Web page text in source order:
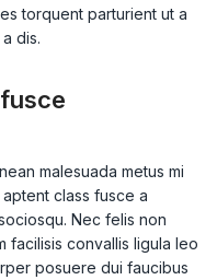
torquent parturient ut a
dis.
malesuada metus mi
class fusce a
Nec felis non
facilisis convallis ligula leo
posuere dui faucibus